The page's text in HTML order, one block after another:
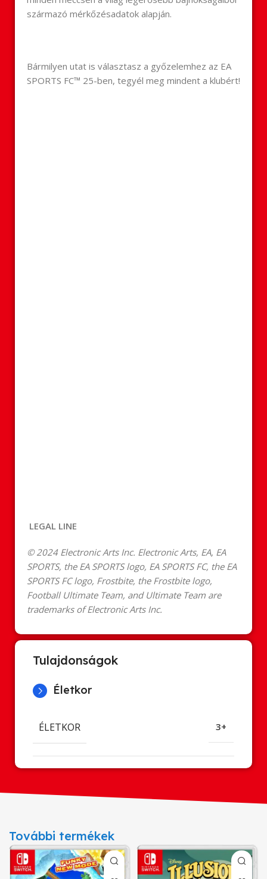
származó mérkőzésadatok alapján.
Bármilyen utat is választasz a győzelemhez az EA
SPORTS FC™ 25-ben, tegyél meg mindent a klubért!
LEGAL LINE
© 2024 Electronic Arts Inc. Electronic Arts, EA, EA
SPORTS, the EA SPORTS logo, EA SPORTS FC, the EA
SPORTS FC logo, Frostbite, the Frostbite logo,
Football Ultimate Team, and Ultimate Team are
trademarks of Electronic Arts Inc.
Tulajdonságok
Életkor
ÉLETKOR 3+
További termékek